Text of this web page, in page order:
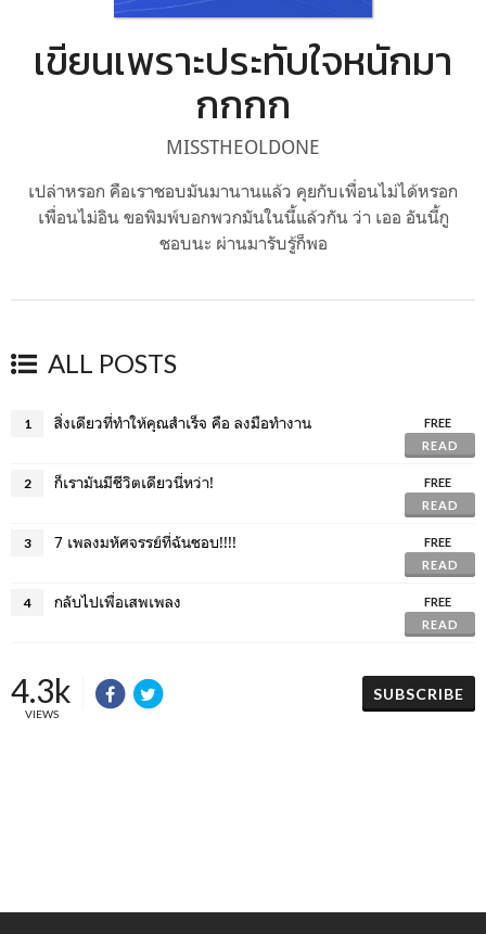
เขียนเพราะประทับใจหนักมา
กกกก
MISSTHEOLDONE
เปล่าหรอก คือเราชอบมันมานานแล้ว คุยกับเพื่อนไม่ได้หรอก
เพื่อนไม่อิน ขอพิมพ์บอกพวกมันในนี้แล้วกัน ว่า เออ อันนี้กู
ชอบนะ ผ่านมารับรู้ก็พอ
ALL POSTS
1 สิ่งเดียวที่ทำให้คุณสำเร็จ คือ ลงมือทำงาน
FREE
READ
2 ก็เรามันมีชีวิตเดียวนี่หว่า!
FREE
READ
3 7 เพลงมหัศจรรย์ที่ฉันชอบ!!!!
FREE
READ
4 กลับไปเพื่อเสพเพลง
FREE
READ
4.3k
VIEWS
SUBSCRIBE